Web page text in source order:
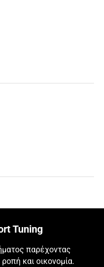
Tuning
παρέχοντας
και οικονομία.